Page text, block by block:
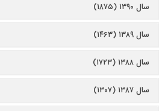
سال ۱۳۹۰ (۱۸۷۵)
سال ۱۳۸۹ (۱۴۶۳)
سال ۱۳۸۸ (۱۷۲۳)
سال ۱۳۸۷ (۱۳۰۷)